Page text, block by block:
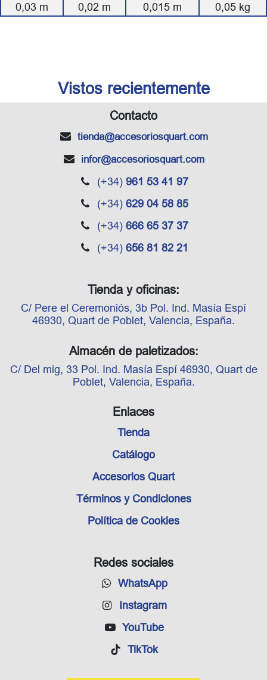
0,03 m 0,02 m 0,015 m 0,05 kg
Vistos recientemente
Redes sociales
WhatsApp
Instagram
YouTube
TikTok
Enlaces
Tienda
Catálogo
Accesorios Quart
Términos y Condiciones
Política de Cookies
Tienda y oficinas:
C/ Pere el Ceremoniós, 3b Pol. Ind. Masía Espí
46930, Quart de Poblet, Valencia, España.
Almacén de paletizados:
C/ Del mig, 33 Pol. Ind. Masía Espí 46930, Quart de
Poblet, Valencia, España.
Contacto
tienda@accesoriosquart.com
infor@accesoriosquart.com
(+34) 961 53 41 97
(+34) 629 04 58 85
(+34) 666 65 37 37
(+34) 656 81 82 21